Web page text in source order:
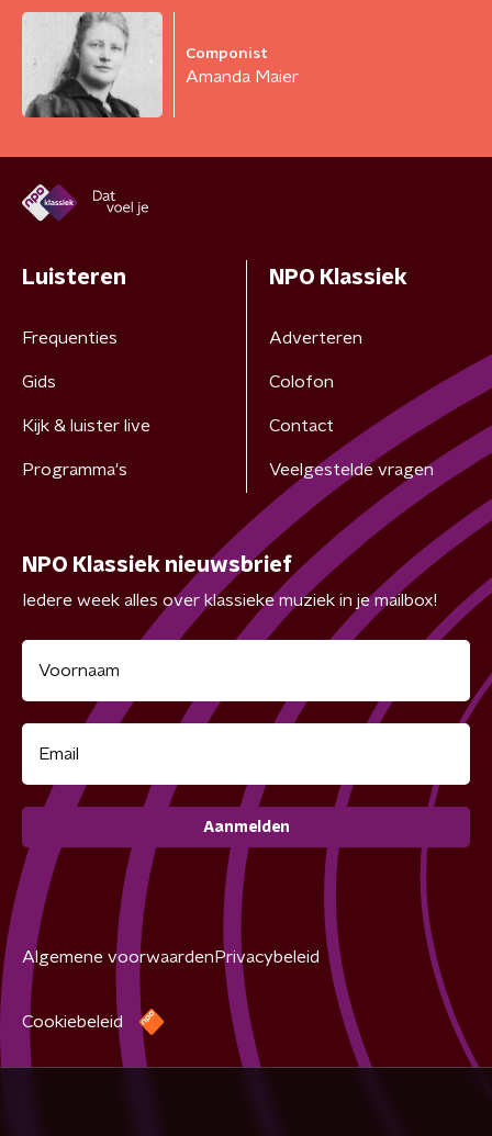
Componist
Amanda Maier
Luisteren
Frequenties
Gids
Kijk & luister live
Programma's
NPO Klassiek
Adverteren
Colofon
Contact
Veelgestelde vragen
NPO Klassiek nieuwsbrief
Iedere week alles over klassieke muziek in je mailbox!
Aanmelden
Algemene voorwaarden Privacybeleid
Cookiebeleid